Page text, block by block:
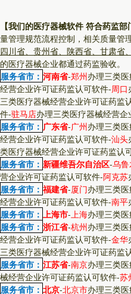
【我们的医疗器械软件 符合药监部
量管理规范流程控制，相关质量管
四川省、贵州省、陕西省、甘肃省
的医疗器械企业都通过药监验收。
服务省市： 河南省-郑州办理三类
经营企业许可证药监认可软件-周口
三类医疗器械经营企业许可证药监
件-驻马店办理三类医疗器械经营
服务省市： 广东省-广州办理三类
经营企业许可证药监认可软件-汕头
类医疗器械经营企业许可证药监认
服务省市： 新疆维吾尔自治区-乌
营企业许可证药监认可软件-阿克苏
服务省市： 福建省-厦门办理三类
经营企业许可证药监认可软件-南平
服务省市： 上海市-上海办理三类
服务省市： 浙江省-杭州办理三类
经营企业许可证药监认可软件-金华
三类医疗器械经营企业许可证药监
服务省市： 江苏省-南京办理三类
械经营企业许可证药监认可软件-苏
服务省市： 北京-北京市办理三类